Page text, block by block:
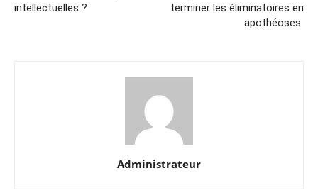
intellectuelles ?
terminer les éliminatoires en
apothéoses
Administrateur